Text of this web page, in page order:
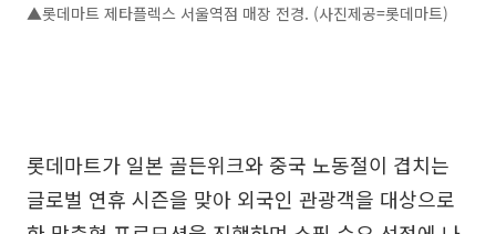
▲롯데마트 제타플렉스 서울역점 매장 전경. (사진제공=롯데마트)
롯데마트가 일본 골든위크와 중국 노동절이 겹치는
글로벌 연휴 시즌을 맞아 외국인 관광객을 대상으로